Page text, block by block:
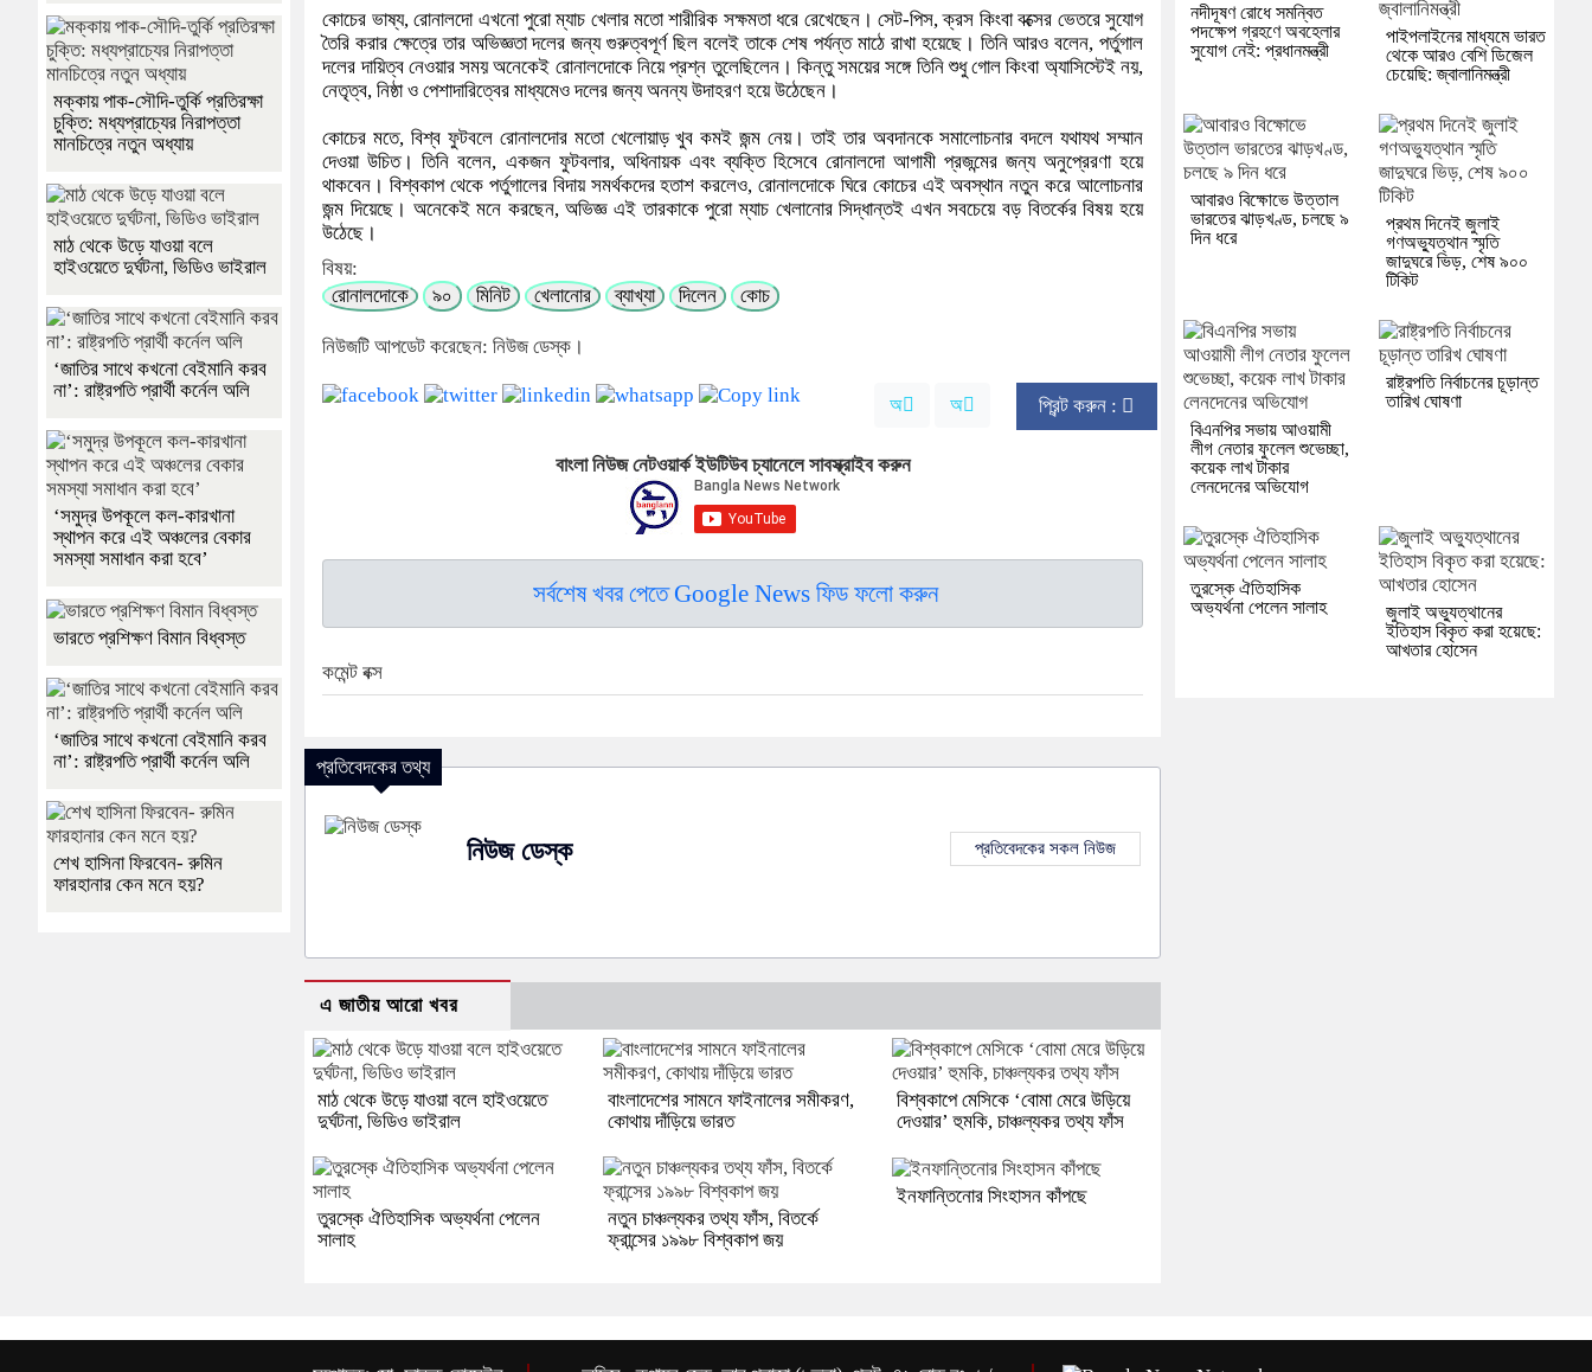
কোচের ভাষ্য, রোনালদো এখনো পুরো ম্যাচ খেলার মতো শারীরিক সক্ষমতা ধরে রেখেছেন। সেট-পিস, ক্রস কিংবা বক্সের ভেতরে সুযোগ
তৈরি করার ক্ষেত্রে তার অভিজ্ঞতা দলের জন্য গুরুত্বপূর্ণ ছিল বলেই তাকে শেষ পর্যন্ত মাঠে রাখা হয়েছে। তিনি আরও বলেন, পর্তুগাল
দলের দায়িত্ব নেওয়ার সময় অনেকেই রোনালদোকে নিয়ে প্রশ্ন তুলেছিলেন। কিন্তু সময়ের সঙ্গে তিনি শুধু গোল কিংবা অ্যাসিস্টেই নয়,
নেতৃত্ব, নিষ্ঠা ও পেশাদারিত্বের মাধ্যমেও দলের জন্য অনন্য উদাহরণ হয়ে উঠেছেন।
কোচের মতে, বিশ্ব ফুটবলে রোনালদোর মতো খেলোয়াড় খুব কমই জন্ম নেয়। তাই তার অবদানকে সমালোচনার বদলে যথাযথ সম্মান
দেওয়া উচিত। তিনি বলেন, একজন ফুটবলার, অধিনায়ক এবং ব্যক্তি হিসেবে রোনালদো আগামী প্রজন্মের জন্য অনুপ্রেরণা হয়ে
থাকবেন। বিশ্বকাপ থেকে পর্তুগালের বিদায় সমর্থকদের হতাশ করলেও, রোনালদোকে ঘিরে কোচের এই অবস্থান নতুন করে আলোচনার
জন্ম দিয়েছে। অনেকেই মনে করছেন, অভিজ্ঞ এই তারকাকে পুরো ম্যাচ খেলানোর সিদ্ধান্তই এখন সবচেয়ে বড় বিতর্কের বিষয় হয়ে
উঠেছে।
বিষয়:
রোনালদোকে
৯০ মিনিট খেলানোর ব্যাখ্যা দিলেন কোচ
নিউজটি আপডেট করেছেন: নিউজ ডেস্ক।
অ অ প্রিন্ট করুন :
বাংলা নিউজ নেটওয়ার্ক ইউটিউব চ্যানেলে সাবস্ক্রাইব করুন
সর্বশেষ খবর পেতে Google News ফিড ফলো করুন
কমেন্ট বক্স
প্রতিবেদকের তথ্য
নিউজ ডেস্ক প্রতিবেদকের সকল নিউজ
এ জাতীয় আরো খবর
মাঠ থেকে উড়ে যাওয়া বলে হাইওয়েতে
দুর্ঘটনা, ভিডিও ভাইরাল
বাংলাদেশের সামনে ফাইনালের সমীকরণ,
কোথায় দাঁড়িয়ে ভারত
বিশ্বকাপে মেসিকে ‘বোমা মেরে উড়িয়ে
দেওয়ার’ হুমকি, চাঞ্চল্যকর তথ্য ফাঁস
তুরস্কে ঐতিহাসিক অভ্যর্থনা পেলেন
সালাহ
নতুন চাঞ্চল্যকর তথ্য ফাঁস, বিতর্কে
ফ্রান্সের ১৯৯৮ বিশ্বকাপ জয়
ইনফান্তিনোর সিংহাসন কাঁপছে
মক্কায় পাক-সৌদি-তুর্কি প্রতিরক্ষা
চুক্তি: মধ্যপ্রাচ্যের নিরাপত্তা
মানচিত্রে নতুন অধ্যায়
মাঠ থেকে উড়ে যাওয়া বলে
হাইওয়েতে দুর্ঘটনা, ভিডিও ভাইরাল
‘জাতির সাথে কখনো বেইমানি করব
না’: রাষ্ট্রপতি প্রার্থী কর্নেল অলি
‘সমুদ্র উপকূলে কল-কারখানা
স্থাপন করে এই অঞ্চলের বেকার
সমস্যা সমাধান করা হবে’
ভারতে প্রশিক্ষণ বিমান বিধ্বস্ত
‘জাতির সাথে কখনো বেইমানি করব
না’: রাষ্ট্রপতি প্রার্থী কর্নেল অলি
শেখ হাসিনা ফিরবেন- রুমিন
ফারহানার কেন মনে হয়?
নদীদূষণ রোধে সমন্বিত
পদক্ষেপ গ্রহণে অবহেলার
সুযোগ নেই: প্রধানমন্ত্রী
পাইপলাইনের মাধ্যমে ভারত
থেকে আরও বেশি ডিজেল
চেয়েছি: জ্বালানিমন্ত্রী
আবারও বিক্ষোভে উত্তাল
ভারতের ঝাড়খণ্ড, চলছে ৯
দিন ধরে
প্রথম দিনেই জুলাই
গণঅভ্যুত্থান স্মৃতি
জাদুঘরে ভিড়, শেষ ৯০০
টিকিট
বিএনপির সভায় আওয়ামী
লীগ নেতার ফুলেল শুভেচ্ছা,
কয়েক লাখ টাকার
লেনদেনের অভিযোগ
রাষ্ট্রপতি নির্বাচনের চূড়ান্ত
তারিখ ঘোষণা
তুরস্কে ঐতিহাসিক
অভ্যর্থনা পেলেন সালাহ
জুলাই অভ্যুত্থানের
ইতিহাস বিকৃত করা হয়েছে:
আখতার হোসেন